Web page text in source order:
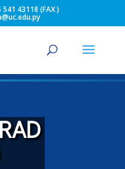
43118 (FAX )